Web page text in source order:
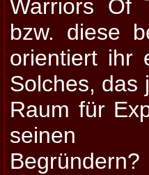
Warriors Of
bzw. diese
orientiert ihr
Solches, das
Raum für
seinen
Begründern?